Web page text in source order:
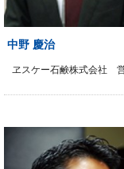
中野 慶治
ヱスケー石鹸株式会社